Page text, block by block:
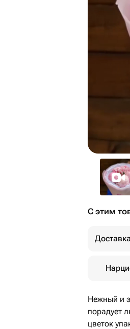
С этим
Нежный и
порадует
цветок